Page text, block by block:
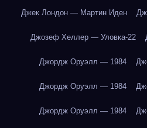
Джек Лондон — Мартин Иден
Джозеф Хеллер — Уловка-22
Джордж Оруэлл — 1984
Джордж Оруэлл — 1984
Джордж Оруэлл — 1984